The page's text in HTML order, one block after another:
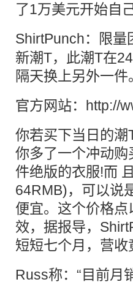
了1万美元开始自
ShirtPunch：
限量
新潮T，此潮T在
隔天换上另外一件
官方网站：http://
你若买下当日的潮
你多了一个冲动
件绝版的衣服!而
64RMB)，可以说
便宜。这个价格点
效，据报导，
短短七个月，营
Russ称：“目前月